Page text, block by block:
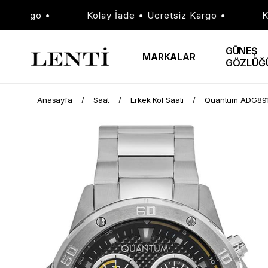
• Kolay İade • Ücretsiz Kargo •
MARKALAR
GÜNEŞ
Anasayfa Saat Erkek Kol Saati Quantum